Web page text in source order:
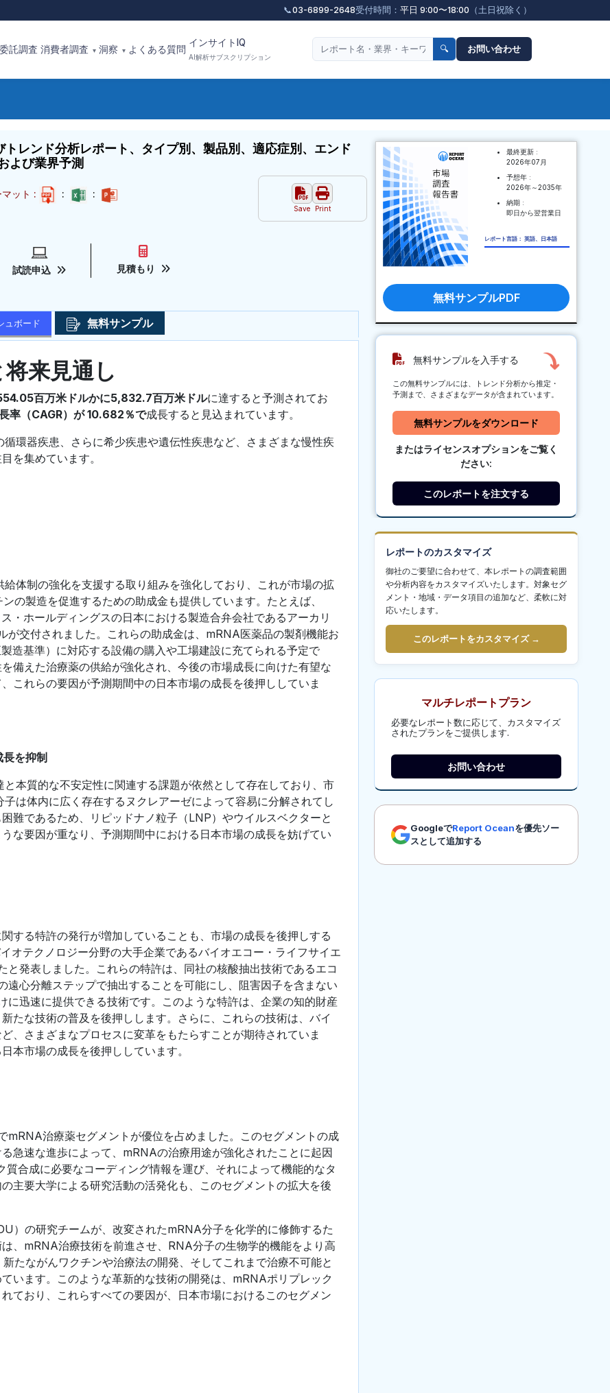
📞03-6899-2648受付時間： 平日 9:00〜18:00 （土日祝除く）
委託調査 消費者調査 ▾ 洞察 ▾ よくある質問
インサイトIQ
AI解析サブスクリプション
🔍 お問い合わせ
レンド分析レポート、タイプ別、製品別、適応症別、エンド
よび業界予測
ット : : :
Save Print
試読申込 見積もり
ュボード 無料サンプル
来見通し
百万米ドルかに5,832.7百万米ドルに達すると予測されてお
率（CAGR）が 10.682％で成長すると見込まれています。
循環器疾患、さらに希少疾患や遺伝性疾患など、さまざまな慢性疾
を集めています。
体制の強化を支援する取り組みを強化しており、これが市場の拡
の製造を促進するための助成金も提供しています。たとえば、
・ホールディングスの日本における製造合弁会社であるアーカリ
が交付されました。これらの助成金は、mRNA医薬品の製剤機能お
造基準）に対応する設備の購入や工場建設に充てられる予定で
備えた治療薬の供給が強化され、今後の市場成長に向けた有望な
これらの要因が予測期間中の日本市場の成長を後押ししていま
長を抑制
本質的な不安定性に関連する課題が依然として存在しており、市
は体内に広く存在するヌクレアーゼによって容易に分解されてし
難であるため、リピッドナノ粒子（LNP）やウイルスベクターと
な要因が重なり、予測期間中における日本市場の成長を妨げてい
する特許の発行が増加していることも、市場の成長を後押しする
オテクノロジー分野の大手企業であるバイオエコー・ライフサイエ
発表しました。これらの特許は、同社の核酸抽出技術であるエコ
心分離ステップで抽出することを可能にし、阻害因子を含まない
迅速に提供できる技術です。このような特許は、企業の知的財産
たな技術の普及を後押しします。さらに、これらの技術は、バイ
、さまざまなプロセスに変革をもたらすことが期待されていま
本市場の成長を後押ししています。
治療薬セグメントが優位を占めました。このセグメントの成
急速な進歩によって、mRNAの治療用途が強化されたことに起因
合成に必要なコーディング情報を運び、それによって機能的なタ
主要大学による研究活動の活発化も、このセグメントの拡大を後
）の研究チームが、改変されたmRNA分子を化学的に修飾するた
、mRNA治療技術を前進させ、RNA分子の生物学的機能をより高
たながんワクチンや治療法の開発、そしてこれまで治療不可能と
います。このような革新的な技術の開発は、mRNAポリプレック
ており、これらすべての要因が、日本市場におけるこのセグメン
最終更新 :
2026年07月
予想年 :
2026年～2035年
納期 :
即日から翌営業日
レポート言語： 英語、日本語
無料サンプルPDF
無料サンプルを入手する
この無料サンプルには、トレンド分析から推定・
予測まで、さまざまなデータが含まれています。
無料サンプルをダウンロード
またはライセンスオプションをご覧く
ださい:
このレポートを注文する
レポートのカスタマイズ
御社のご要望に合わせて、本レポートの調査範囲
や分析内容をカスタマイズいたします。対象セグ
メント・地域・データ項目の追加など、柔軟に対
応いたします。
このレポートをカスタマイズ →
マルチレポートプラン
必要なレポート数に応じて、カスタマイズ
されたプランをご提供します.
お問い合わせ
GoogleでReport Oceanを優先ソー
スとして追加する